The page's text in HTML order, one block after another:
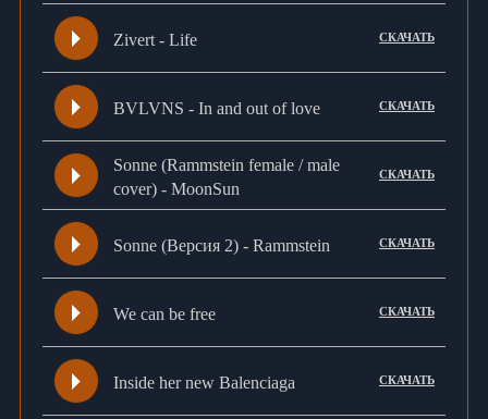
Zivert - Life СКАЧАТЬ
BVLVNS - In and out of love СКАЧАТЬ
Sonne (Rammstein female / male
cover) - MoonSun
СКАЧАТЬ
Sonne (Версия 2) - Rammstein СКАЧАТЬ
We can be free СКАЧАТЬ
Inside her new Balenciaga СКАЧАТЬ